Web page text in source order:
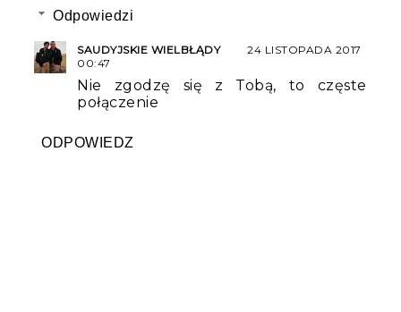
Odpowiedzi
SAUDYJSKIE WIELBŁĄDY
24 LISTOPADA 2017
00:47
Nie zgodzę się z Tobą, to częste
połączenie
ODPOWIEDZ